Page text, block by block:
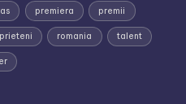
premiera premii
prieteni romania talent